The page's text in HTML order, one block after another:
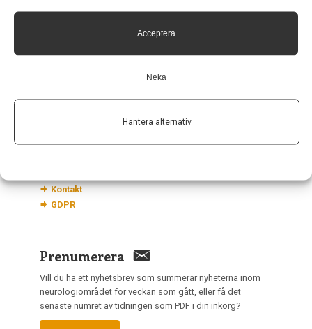
Acceptera
Neka
Hantera alternativ
nis@pharma-industry.se
Länkar
Om Neurologi i Sverige
Utgåvor
Kontakt
GDPR
Prenumerera
Vill du ha ett nyhetsbrev som summerar nyheterna inom
neurologiområdet för veckan som gått, eller få det
senaste numret av tidningen som PDF i din inkorg?